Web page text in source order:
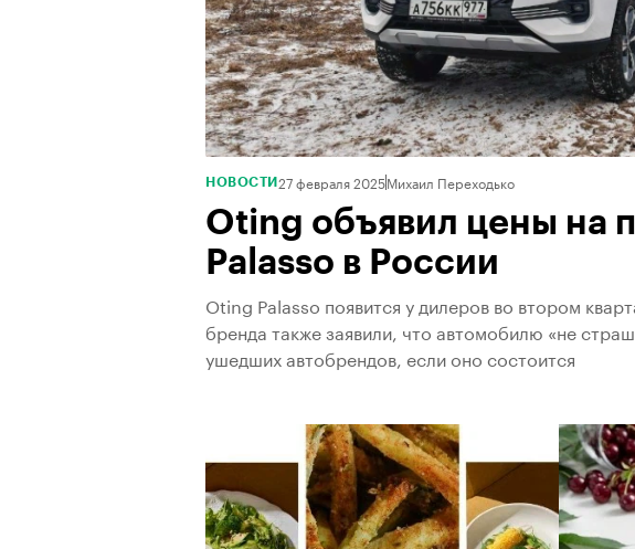
НОВОСТИ 27 февраля 2025Михаил Переходько
Oting объявил цены на
Palasso в России
Oting Palasso появится у дилеров во втором
бренда также заявили, что автомобилю «не
ушедших автобрендов, если оно состоится